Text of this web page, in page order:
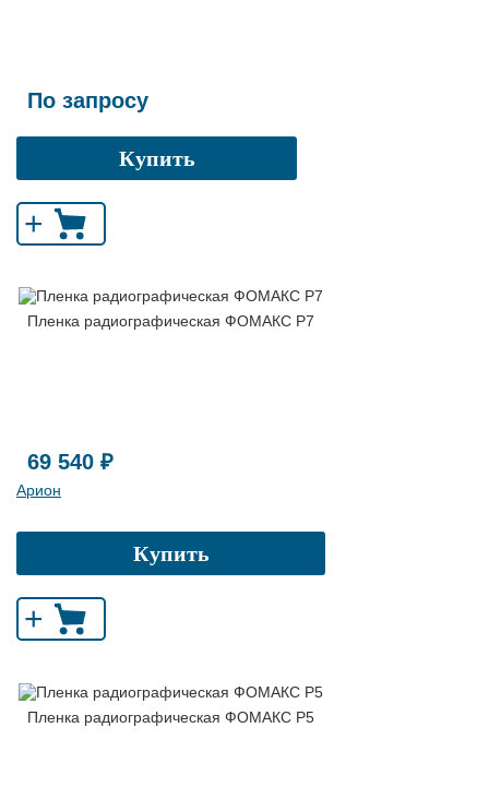
По запросу
Купить
+
Пленка радиографическая ФОМАКС Р7
69 540 ₽
Арион
Купить
+
Пленка радиографическая ФОМАКС Р5